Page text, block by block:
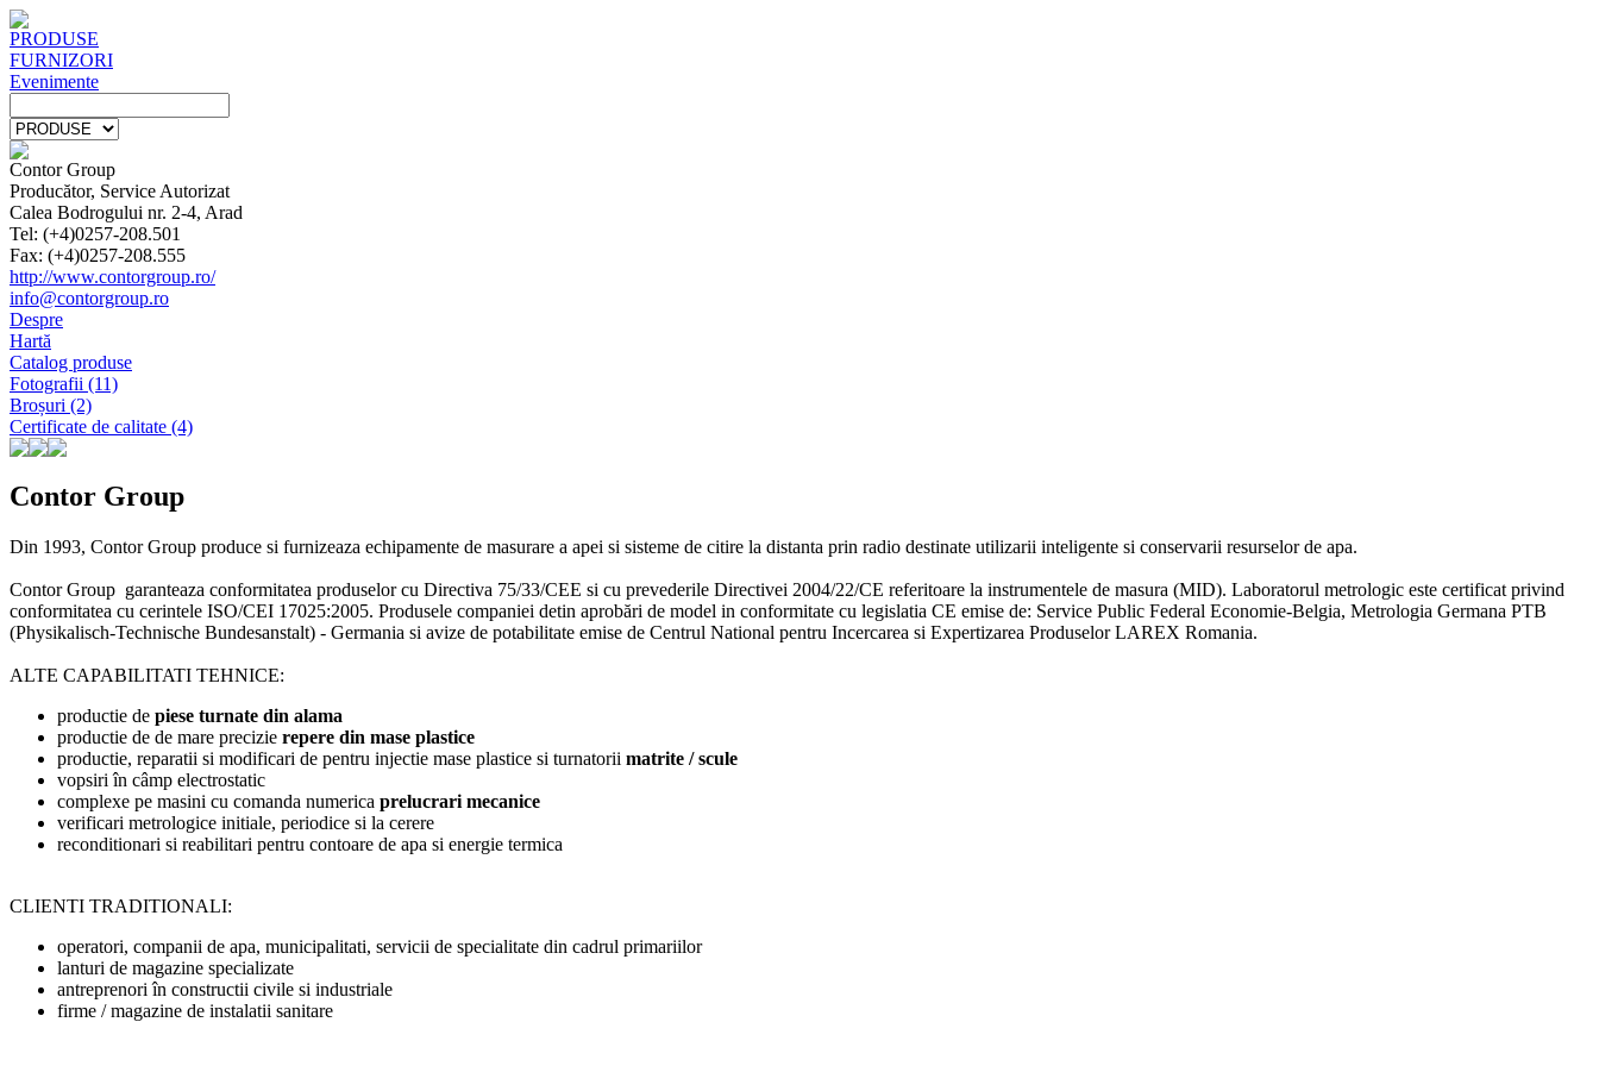
PRODUSE
FURNIZORI
Evenimente
Contor Group
Producător, Service Autorizat
Calea Bodrogului nr. 2-4, Arad
Tel: (+4)0257-208.501
Fax: (+4)0257-208.555
http://www.contorgroup.ro/
info@contorgroup.ro
Despre
Hartă
Catalog produse
Fotografii (11)
Broșuri (2)
Certificate de calitate (4)
Contor Group
Din 1993, Contor Group produce si furnizeaza echipamente de masurare a apei si sisteme de citire la distanta prin radio destinate utilizarii inteligente si conservarii resurselor de apa.
Contor Group garanteaza conformitatea produselor cu Directiva 75/33/CEE si cu prevederile Directivei 2004/22/CE referitoare la instrumentele de masura (MID). Laboratorul metrologic este certificat privind
conformitatea cu cerintele ISO/CEI 17025:2005. Produsele companiei detin aprobări de model in conformitate cu legislatia CE emise de: Service Public Federal Economie-Belgia, Metrologia Germana PTB
(Physikalisch-Technische Bundesanstalt) - Germania si avize de potabilitate emise de Centrul National pentru Incercarea si Expertizarea Produselor LAREX Romania.
ALTE CAPABILITATI TEHNICE:
productie de piese turnate din alama
productie de de mare precizie repere din mase plastice
productie, reparatii si modificari de pentru injectie mase plastice si turnatorii matrite / scule
vopsiri în câmp electrostatic
complexe pe masini cu comanda numerica prelucrari mecanice
verificari metrologice initiale, periodice si la cerere
reconditionari si reabilitari pentru contoare de apa si energie termica
CLIENTI TRADITIONALI:
operatori, companii de apa, municipalitati, servicii de specialitate din cadrul primariilor
lanturi de magazine specializate
antreprenori în constructii civile si industriale
firme / magazine de instalatii sanitare